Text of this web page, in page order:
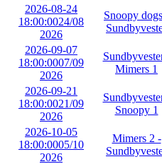
2026-08-24
18:00:0024/08
2026
Snoopy
2026-09-07
18:00:0007/09
2026
Mimers 1
2026-09-21
18:00:0021/09
2026
Snoopy 1
2026-10-05
18:00:0005/10
2026
Mimers 2 -